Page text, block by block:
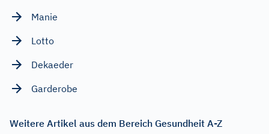
Manie
Lotto
Dekaeder
Garderobe
Weitere Artikel aus dem Bereich Gesundheit A-Z